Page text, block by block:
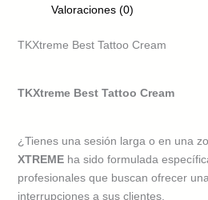
Valoraciones (0)
TKXtreme Best Tattoo Cream
TKXtreme Best Tattoo Cream
¿Tienes una sesión larga o en una
XTREMEha sido formulada
profesionales que buscan ofrecer
interrupciones a sus clientes.